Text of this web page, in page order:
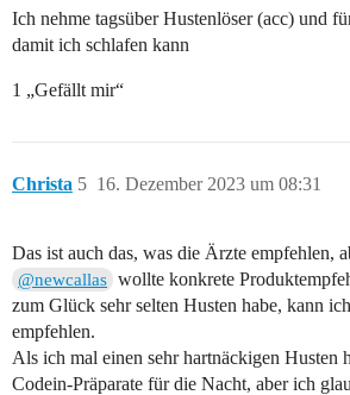
Ich nehme tagsüber Hustenlöser (acc) und
damit ich schlafen kann
1 „Gefällt mir“
Christa 16. Dezember 2023 um 08:31
5
Das ist auch das, was die Ärzte empfehlen,
@newcallas wollte konkrete
zum Glück sehr selten Husten habe, kann
empfehlen.
Als ich mal einen sehr hartnäckigen Husten
Codein-Präparate für die Nacht, aber ich